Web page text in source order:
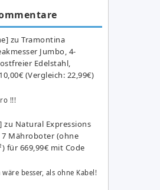
zuTramontina
Jumbo, 4-
Edelstahl,
(Vergleich: 22,99€)
!!!
zu Natural Expressions
7 Mähroboter (ohne
für 669,99€ mit Code
besser, als ohne Kabel!